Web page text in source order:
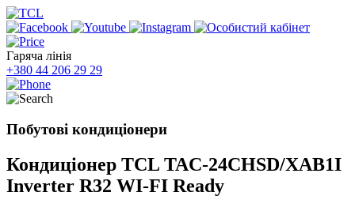
Гаряча лінія
+380 44 206 29 29
Побутові кондиціонери
Кондиціонер TCL TAC-24CHSD/XAB1I
Inverter R32 WI-FI Ready